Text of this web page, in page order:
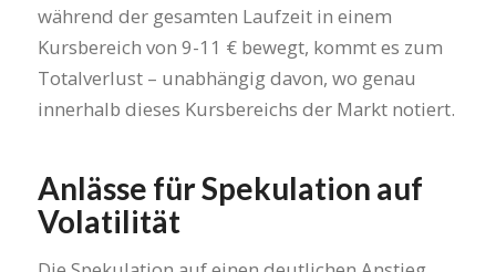
während der gesamten Laufzeit in einem
Kursbereich von 9-11 € bewegt, kommt es zum
Totalverlust – unabhängig davon, wo genau
innerhalb dieses Kursbereichs der Markt notiert.
Anlässe für Spekulation auf
Volatilität